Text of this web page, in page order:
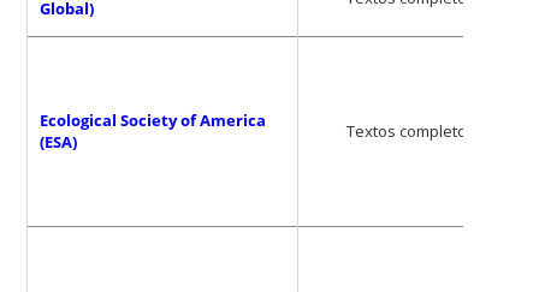
Global)
Ecological Society of America
(ESA)
Textos completos